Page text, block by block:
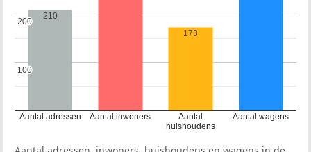
Aantal adressen Aantal inwoners
Aantal
huishoudens
Aantal wagens
100
100
200
200
210
173